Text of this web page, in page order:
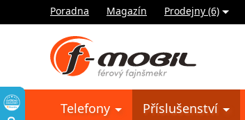
Poradna Magazín Prodejny (6)
Telefony Příslušenství